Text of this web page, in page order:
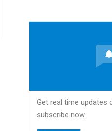
Get real time updates
subscribe now.